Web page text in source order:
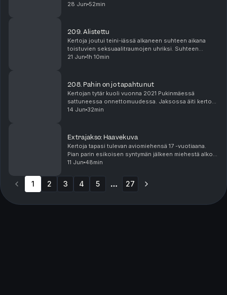
Vuosia jatkunut väkivalta on aiheuttanut koko
28 Jun 52min
209. Alistettu
Kertoja joutui teini-iässä alkaneen suhteen aikana
toistuvien seksuaalitraumojen uhriksi. Suhteen
päättymisen jälkeen hänellä diagnosoitiin OCD, joka
21 Jun 1h 10min
208. Pahin on jo tapahtunut
Kertojan tytär kuoli vuonna 2021 Pukinmäessä
sattuneessa onnettomuudessa. Jaksossa äiti kertoo
millaista on menettää lapsensa järjettömän
14 Jun 32min
Extrajakso: Haavekuva
Kertoja tapasi tulevan aviomiehensä 17 -vuotiaana.
Pian parin esikoisen syntymän jälkeen miehestä alkoi
paljastua väkivaltaisia piirteitä. Fyysinen, henkinen ja
11 Jun 48min
1 2 3 4 5 27